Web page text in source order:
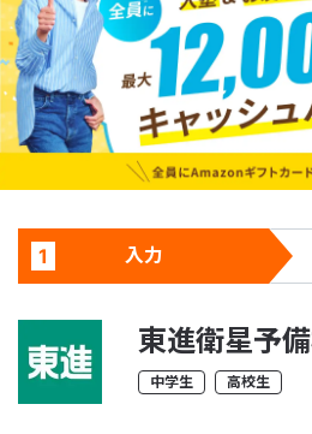
1 入力
東進衛星予
中学生 高校生